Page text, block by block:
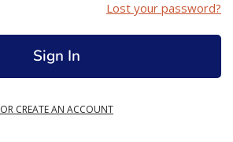
Lost your password?
OR CREATE AN ACCOUNT